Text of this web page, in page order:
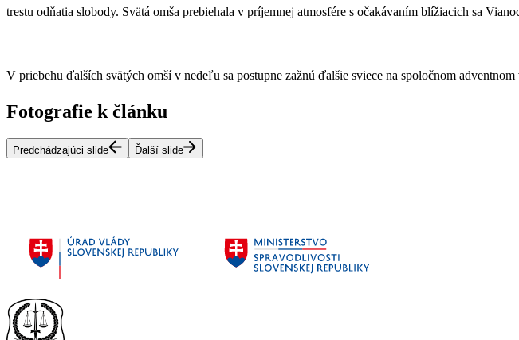
trestu odňatia slobody. Svätá omša prebiehala v príjemnej atmosfére s očakávaním blížiacich sa
V priebehu ďalších svätých omší v nedeľu sa postupne zažnú ďalšie sviece na spoločnom
Fotografie k článku
Predchádzajúci slide Ďalší slide